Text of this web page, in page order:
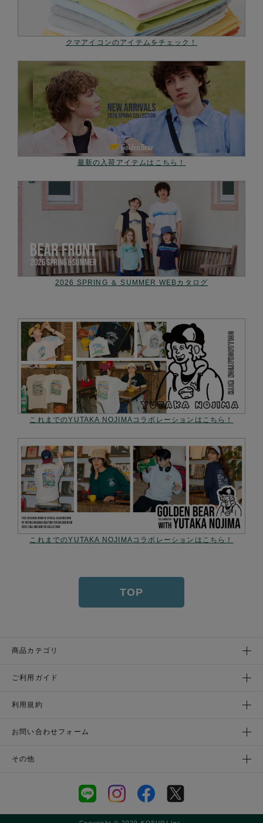
クマアイコンのアイテムをチェック！
最新の入荷アイテムはこちら！
2026 SPRING ＆ SUMMER WEBカタログ
これまでのYUTAKA NOJIMAコラボレーションはこちら！
これまでのYUTAKA NOJIMAコラボレーションはこちら！
TOP
商品カテゴリ
ご利用ガイド
利用規約
お問い合わせフォーム
その他